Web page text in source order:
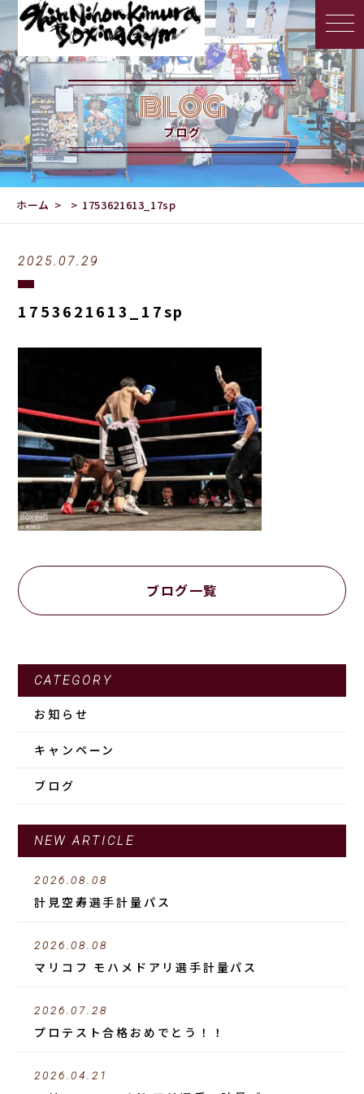
BLOG
ブログ
ホーム 1753621613_17sp
2025.07.29
1753621613_17sp
ブログ一覧
CATEGORY
お知らせ
キャンペーン
ブログ
NEW ARTICLE
2026.08.08
計見空寿選手計量パス
2026.08.08
マリコフ モハメドアリ選手計量パス
2026.07.28
プロテスト合格おめでとう！！
2026.04.21